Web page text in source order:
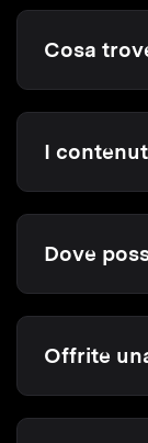
Cosa
I
Dove
Offrite